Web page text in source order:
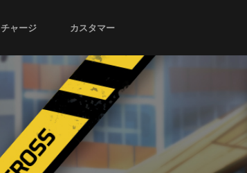
チャージ カスタマー